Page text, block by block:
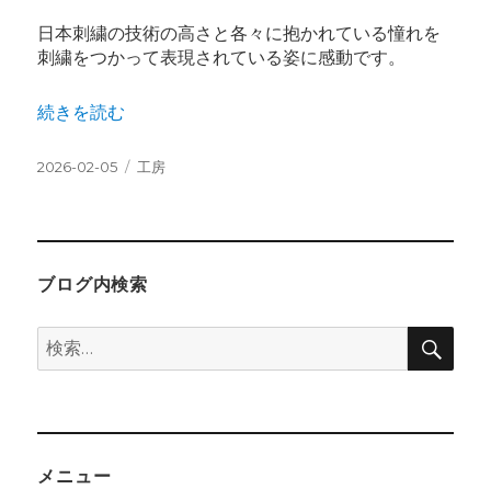
日本刺繍の技術の高さと各々に抱かれている憧れを
刺繍をつかって表現されている姿に感動です。
“新しい制作がお教室で始まります” の
続きを読む
投
2026-02-05
カ
工房
ブログ内検索
検
索:
検
メニュー